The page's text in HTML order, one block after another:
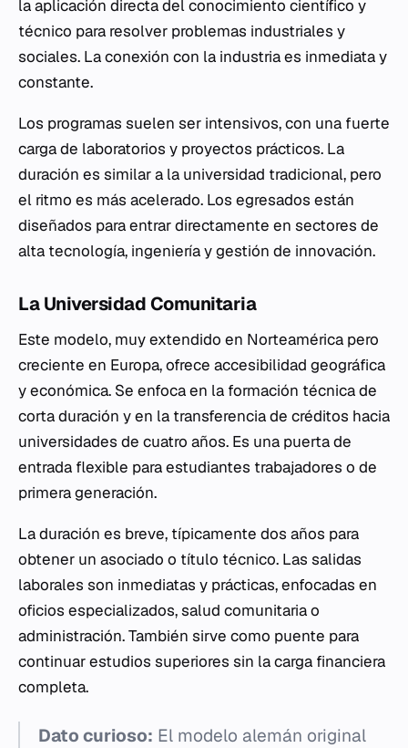
la aplicación directa del conocimiento científico y
técnico para resolver problemas industriales y
sociales. La conexión con la industria es inmediata y
constante.
Los programas suelen ser intensivos, con una fuerte
carga de laboratorios y proyectos prácticos. La
duración es similar a la universidad tradicional, pero
el ritmo es más acelerado. Los egresados están
diseñados para entrar directamente en sectores de
alta tecnología, ingeniería y gestión de innovación.
La Universidad Comunitaria
Este modelo, muy extendido en Norteamérica pero
creciente en Europa, ofrece accesibilidad geográfica
y económica. Se enfoca en la formación técnica de
corta duración y en la transferencia de créditos hacia
universidades de cuatro años. Es una puerta de
entrada flexible para estudiantes trabajadores o de
primera generación.
La duración es breve, típicamente dos años para
obtener un asociado o título técnico. Las salidas
laborales son inmediatas y prácticas, enfocadas en
oficios especializados, salud comunitaria o
administración. También sirve como puente para
continuar estudios superiores sin la carga financiera
completa.
Dato curioso: El modelo alemán original